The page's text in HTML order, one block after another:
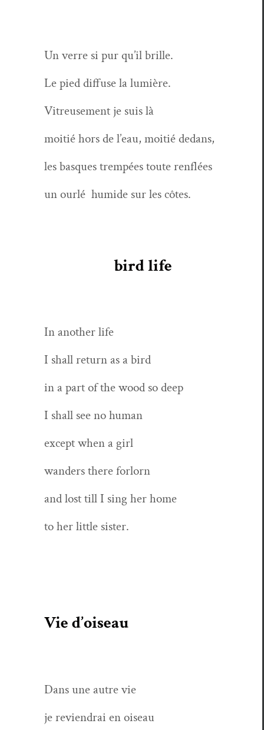
Un verre si pur qu’il brille.
Le pied dif­fuse la lumière.
Vit­reuse­ment je suis là
moitié hors de l’eau, moitié dedans,
les basques trem­pées toute renflées
un ourlé humide sur les côtes.
bird life
In anoth­er life
I shall return as a bird
in a part of the wood so deep
I shall see no human
except when a girl
wan­ders there forlorn
and lost till I sing her home
to her lit­tle sister.
Vie d’oiseau
Dans une autre vie
je reviendrai en oiseau